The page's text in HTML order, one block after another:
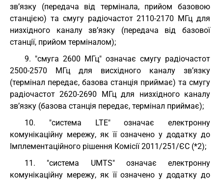
зв’язку (передача від термінала, прийом базовою
станцією) та смугу радіочастот 2110-2170 МГц для
низхідного каналу зв’язку (передача від базової
станції, прийом терміналом);
9. "смуга 2600 МГц" означає смугу радіочастот
2500-2570 МГц для висхідного каналу зв’язку
(термінал передає, базова станція приймає) та смугу
радіочастот 2620-2690 МГц для низхідного каналу
зв’язку (базова станція передає, термінал приймає);
10. "система LTE" означає електронну
комунікаційну мережу, як її означено у додатку до
Імплементаційного рішення Комісії 2011/251/ЄС (*2);
11. "система UMTS" означає електронну
комунікаційну мережу, як її означено у додатку до